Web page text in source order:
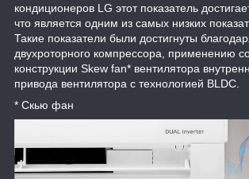
кондиционеров LG этот показатель
что является одним из самых низких
Такие показатели были достигнуты
двухроторного компрессора, применению
конструкции Skew fan* вентилятора
привода вентилятора с технологией BLDC.
* Скью фан